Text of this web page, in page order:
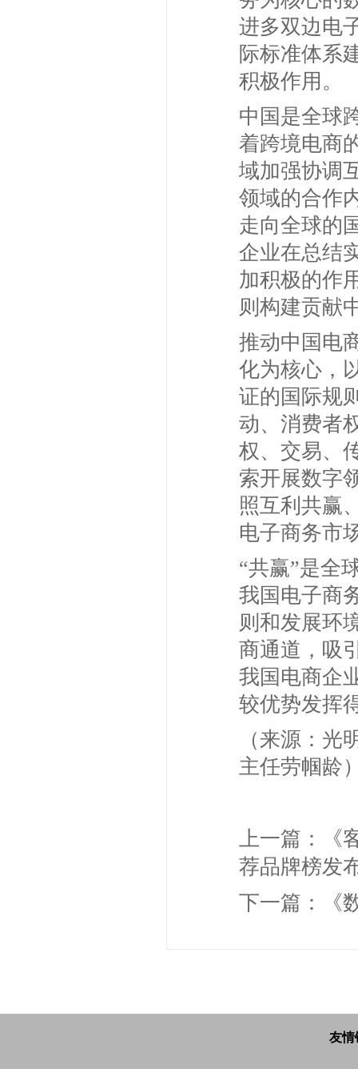
进多双边电
际标准体系
积极作用。
中国是全球
着跨境电商
域加强协调
领域的合作
走向全球的
企业在总结
加积极的作
则构建贡献
推动中国电
化为核心，
证的国际规
动、消费者
权、交易、
索开展数字
照互利共赢
电子商务市
“共赢”是全
我国电子商
则和发展环
商通道，吸
我国电商企
较优势发挥
（来源：
主任劳帼龄
上一篇：
荐品牌榜发
下一篇：
《
友情